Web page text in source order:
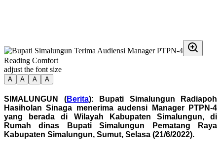
Reading Comfort
adjust the font size
A A A A
SIMALUNGUN (Berita): Bupati Simalungun Radiapoh
Hasiholan Sinaga menerima audensi Manager PTPN-4
yang berada di Wilayah Kabupaten Simalungun, di
Rumah dinas Bupati Simalungun Pematang Raya
Kabupaten Simalungun, Sumut, Selasa (21/6/2022).